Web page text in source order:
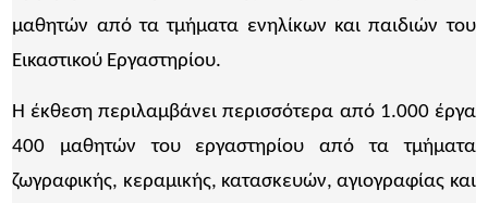
μαθητών από τα τμήματα ενηλίκων και παιδιών του
Εικαστικού Εργαστηρίου.
Η έκθεση περιλαμβάνει περισσότερα από 1.000 έργα
400 μαθητών του εργαστηρίου από τα τμήματα
ζωγραφικής, κεραμικής, κατασκευών, αγιογραφίας και